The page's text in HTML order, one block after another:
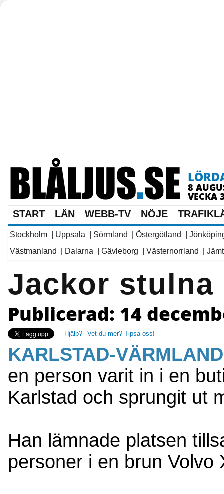
8
VECKA
START LÄN WEBB-TV NÖJE
Stockholm Uppsala Sörmland Östergötland
Västmanland
Dalarna Gävleborg Västernorrland
Jackor
Publicerad: 14
Hjälp? Vet du mer? Tipsa oss!
KARLSTAD-VÄRMLAND
en person varit in i en
Karlstad och sprungit ut
Han lämnade platsen
personer i en brun Volvo